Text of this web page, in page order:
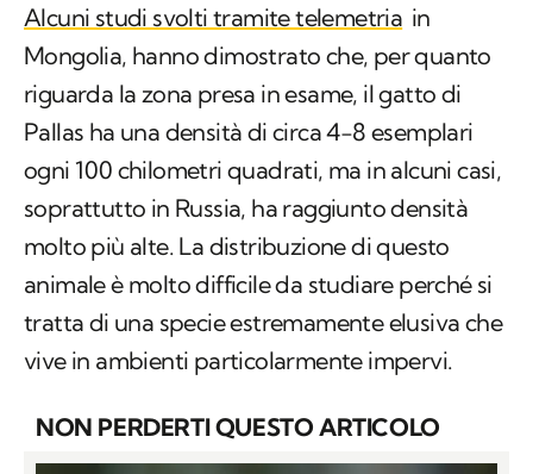
Alcuni studi svolti tramite telemetria in
Mongolia, hanno dimostrato che, per quanto
riguarda la zona presa in esame, il gatto di
Pallas ha una densità di circa 4-8 esemplari
ogni 100 chilometri quadrati, ma in alcuni casi,
soprattutto in Russia, ha raggiunto densità
molto più alte. La distribuzione di questo
animale è molto difficile da studiare perché si
tratta di una specie estremamente elusiva che
vive in ambienti particolarmente impervi.
NON PERDERTI QUESTO ARTICOLO